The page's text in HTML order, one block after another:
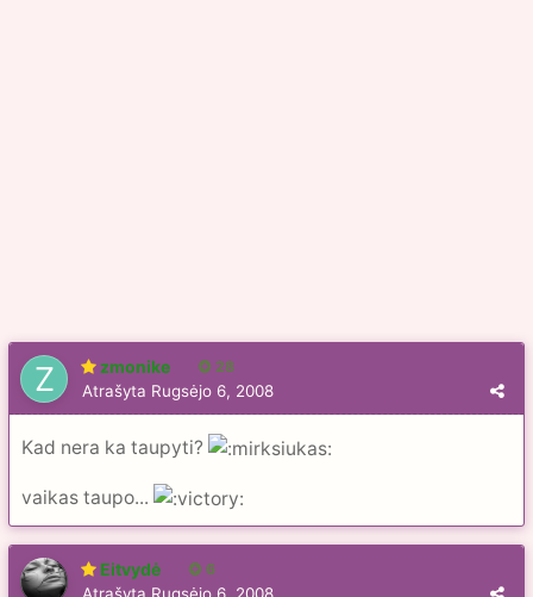
zmonike 28
Atrašyta Rugsėjo 6, 2008
Kad nera ka taupyti?
vaikas taupo...
Eitvydė 6